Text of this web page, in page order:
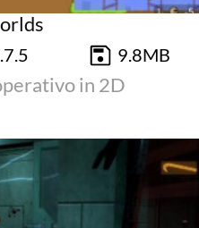
9.8MB
in 2D